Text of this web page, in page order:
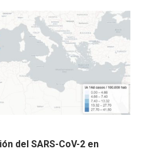
del SARS-CoV-2 en